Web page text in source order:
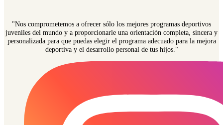
"Nos comprometemos a ofrecer sólo los mejores programas deportivos
juveniles del mundo y a proporcionarle una orientación completa, sincera y
personalizada para que puedas elegir el programa adecuado para la mejora
deportiva y el desarrollo personal de tus hijos."